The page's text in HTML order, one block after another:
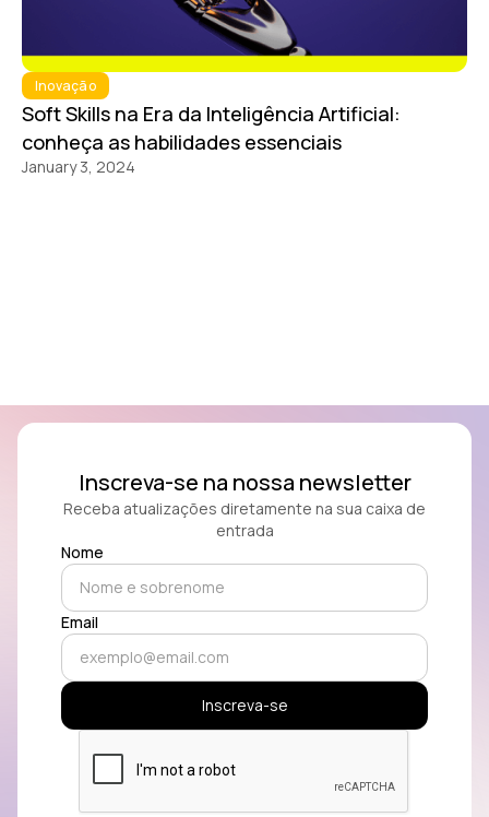
Inovação
Soft Skills na Era da Inteligência Artificial:
conheça as habilidades essenciais
January 3, 2024
Inscreva-se na nossa newsletter
Receba atualizações diretamente na sua caixa de
entrada
Nome
Email